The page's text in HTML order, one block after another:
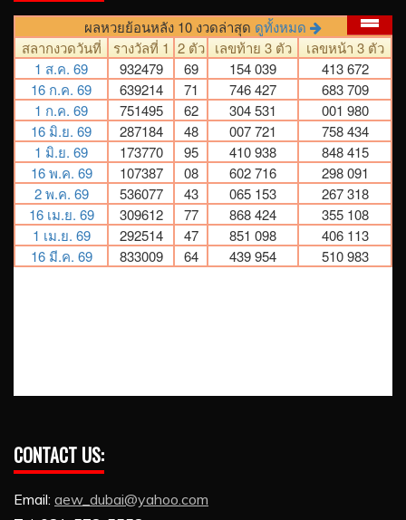
CONTACT US:
Email: aew_dubai@yahoo.com